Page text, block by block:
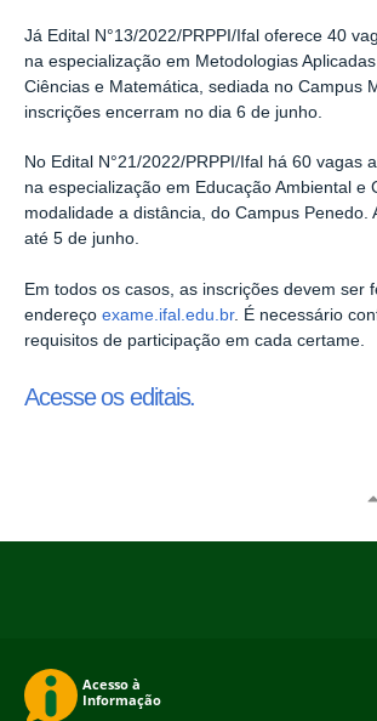
Já Edital N°13/2022/PRPPI/Ifal oferece 40
na especialização em Metodologias
Ciências e Matemática, sediada no Campus
inscrições encerram no dia 6 de junho.
No Edital N°21/2022/PRPPI/Ifal há 60 vagas
na especialização em Educação Ambiental e
modalidade a distância, do Campus Penedo.
até 5 de junho.
Em todos os casos, as inscrições devem ser
endereço exame.ifal.edu.br. É necessário
requisitos de participação em cada certame.
Acesse os editais.